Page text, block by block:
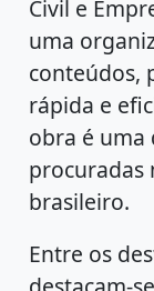
Civil e
uma
conteúdos,
rápida e
obra é uma
procuradas
brasileiro.
Entre os